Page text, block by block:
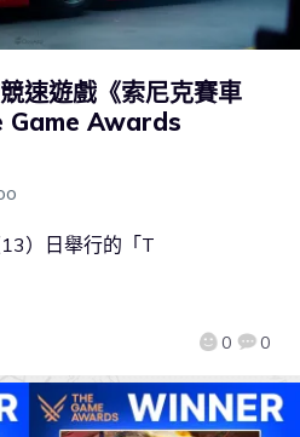
速遊戲《索尼克賽車
Game Awards
0 0
）日舉行的「T